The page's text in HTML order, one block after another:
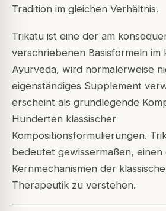
Tradition im gleichen Verhältnis.
Trikatu ist eine der am
verschriebenen Basisformeln im
Ayurveda, wird normalerweise
eigenständiges Supplement
erscheint als grundlegende
Hunderten klassischer
Kompositionsformulierungen.
bedeutet gewissermaßen, einen
Kernmechanismen der
Therapeutik zu verstehen.